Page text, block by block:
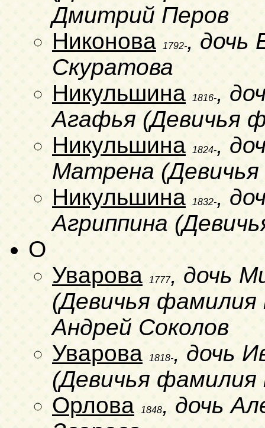
Дмитрий Перов
Никонова
1792-, дочь
Скуратова
Никульшина
1816-,
Агафья (Девичья
Никульшина
1824-,
Матрена
Никульшина
1832-,
Агриппина
O
Уварова
1777, дочь
(Девичья фамилия
Андрей Соколов
Уварова
1818-, дочь
(Девичья фамилия
Орлова
1848, дочь